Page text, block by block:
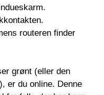
routeren finder
grønt (eller den
er du online. Denne